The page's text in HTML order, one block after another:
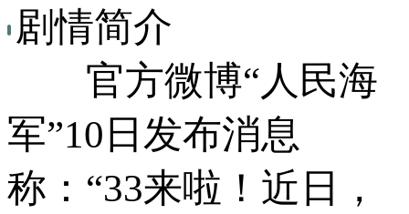
剧情简介
官方微博“人民海
军”10日发布消息
称：“33来啦！近日，